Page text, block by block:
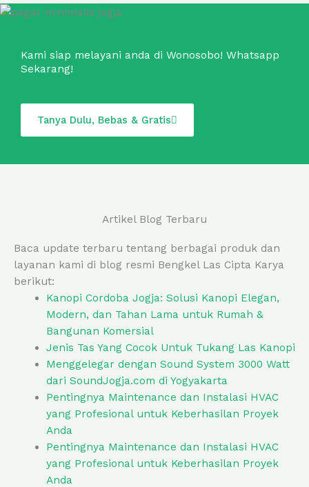
Kami siap melayani anda di Wonosobo! Whatsapp
Sekarang!
Tanya Dulu, Bebas & Gratis
Artikel Blog Terbaru
Baca update terbaru tentang berbagai produk dan
layanan kami di blog resmi Bengkel Las Cipta Karya
berikut:
Kanopi Cordoba Jogja: Solusi Kanopi Elegan,
Modern, dan Tahan Lama untuk Rumah &
Bangunan Komersial
Jenis Tas Yang Cocok Untuk Tukang Las Kanopi
Menggelegar dengan Sound System 3000 Watt
dari SoundJogja.com di Yogyakarta
Pentingnya Maintenance dan Instalasi HVAC
yang Profesional untuk Keberhasilan Proyek
Anda
Pentingnya Maintenance dan Instalasi HVAC
yang Profesional untuk Keberhasilan Proyek
Anda